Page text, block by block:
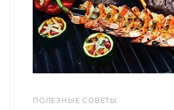
ПОЛЕЗНЫЕ СОВЕТЫ